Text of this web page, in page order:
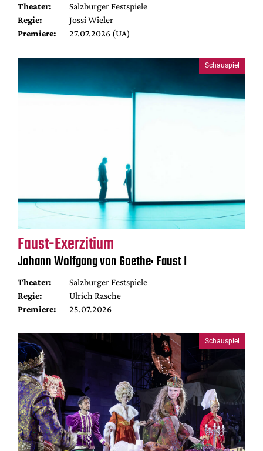
Theater:
Salzburger Festspiele
Regie:
Jossi Wieler
Premiere:
27.07.2026 (UA)
Schauspiel
Faust-Exerzitium
Johann Wolfgang von Goethe: Faust I
Theater:
Salzburger Festspiele
Regie:
Ulrich Rasche
Premiere:
25.07.2026
Schauspiel